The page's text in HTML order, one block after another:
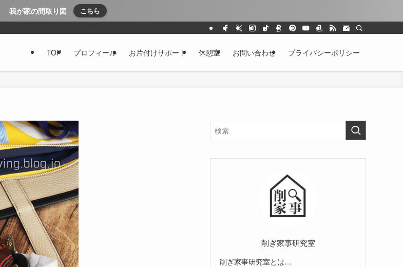
我が家の間取り図 こちら
TOP プロフィール お片付けサポート 休憩室 お問い合わせ プライバシーポリシー
削ぎ家事研究室
削ぎ家事研究室とは…